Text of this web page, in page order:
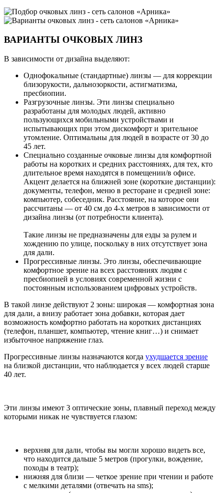
ВАРИАНТЫ ОЧКОВЫХ ЛИНЗ
В зависимости от дизайна выделяют:
Однофокальные (стандартные) линзы — для коррекции
близорукости, дальнозоркости, астигматизма,
пресбиопии.
Разгрузочные линзы. Эти линзы специально
разработаны для молодых людей, активно
пользующихся мобильными устройствами и
испытывающих при этом дискомфорт и зрительное
утомление. Оптимальны для людей в возрасте от 30 до
45 лет.
Специально созданные очковые линзы для комфортной
работы на коротких и средних расстояниях, для тех, кто
длительное время находятся в помещении/в офисе.
Акцент делается на ближней зоне (короткие дистанции):
документы, телефон, меню в ресторане и средней зоне:
компьютер, собеседник. Расстояние, на которое они
рассчитаны — от 40 см до 4-х метров в зависимости от
дизайна линзы (от потребности клиента).
Такие линзы не предназначены для езды за рулем и
хождению по улице, поскольку в них отсутствует зона
для дали.
Прогрессивные линзы. Это линзы, обеспечивающие
комфортное зрение на всех расстояниях людям с
пресбиопией в условиях современной жизни с
постоянным использованием цифровых устройств.
В такой линзе действуют 2 зоны: широкая — комфортная зона
для дали, а внизу работает зона добавки, которая дает
возможность комфортно работать на коротких дистанциях
(телефон, планшет, компьютер, чтение книг…) и снимает
избыточное напряжение глаз.
Прогрессивные линзы назначаются когда ухудшается зрение
на близкой дистанции, что наблюдается у всех людей старше
40 лет.
Эти линзы имеют 3 оптические зоны, плавный переход между
которыми никак не чувствуется глазом:
верхняя для дали, чтобы вы могли хорошо видеть все,
что находится дальше 5 метров (прогулки, вождение,
походы в театр);
нижняя для близи — четкое зрение при чтении и работе
с мелкими деталями (отвечать на sms);